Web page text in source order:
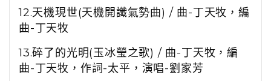
12.天機現世(天機開讖氣勢曲) / 曲-丁天牧，編
曲-丁天牧
13.碎了的光明(玉冰瑩之歌) / 曲-丁天牧，編
曲-丁天牧，作詞-太平，演唱-劉家芳